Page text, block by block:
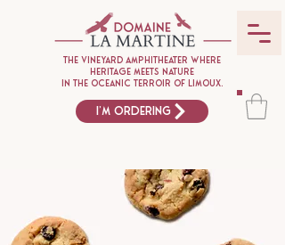
The vineyard amphitheater where
heritage meets nature
in the oceanic terroir of Limoux.
I'm ordering